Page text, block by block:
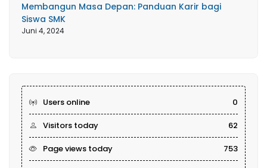
Membangun Masa Depan: Panduan Karir bagi
Siswa SMK
Juni 4, 2024
Users online 0
Visitors today 62
Page views today 753